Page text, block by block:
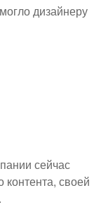
дизайнеру
сейчас
контента, своей